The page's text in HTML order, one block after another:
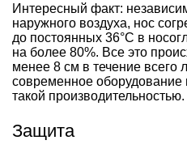
Интересный факт:
наружного воздуха, нос
до постоянных 36°C в
на более 80%. Все это
менее 8 см в течение
современное оборудование
такой производительностью.
Защита